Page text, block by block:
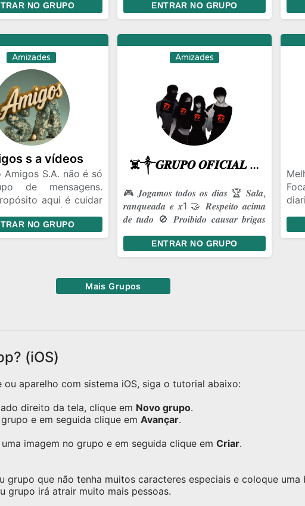
😂 Zoeira pesada
Amizades novas 🤡.
liberado +18. 🎈
𝗘𝗡𝗧𝗥𝗔𝗥 𝗦𝗘𝗠
𝗡𝗜𝗡𝗚𝗨É𝗠. Todo
assim. Talvez
um amigo...
contatinho... Talvez
vire parte da sua
📣 𝗘𝗡𝗧𝗥𝗔... ✔
conversa. ✔ Memes. ✔
NO GRUPO
Gincanas Bate Papo Conhecer
pessoas de todo Brasil
Relacionamento Namoro a
distância
ENTRAR NO GRUPO
Amizades
s a vídeos
Amigos S.A. não é só
de mensagens.
aqui é cuidar
a gente pode ser
é, dar risada das
a gente continue
turma unida.
NO GRUPO
Amizades
☠️༒𝑮𝑹𝑼𝑷𝑶 𝑶𝑭𝑰𝑪𝑰𝑨𝑳 𝑭𝑭༒☠️
🎮 𝑱𝒐𝒈𝒂𝒎𝒐𝒔 𝒕𝒐𝒅𝒐𝒔 𝒐𝒔 𝒅𝒊𝒂𝒔 🏆 𝑺𝒂𝒍𝒂,
𝒓𝒂𝒏𝒒𝒖𝒆𝒂𝒅𝒂 𝒆 𝒙1 🤝 𝑹𝒆𝒔𝒑𝒆𝒊𝒕𝒐 𝒂𝒄𝒊𝒎𝒂
𝒅𝒆 𝒕𝒖𝒅𝒐 🚫 𝑷𝒓𝒐𝒊𝒃𝒊𝒅𝒐 𝒄𝒂𝒖𝒔𝒂𝒓 𝒃𝒓𝒊𝒈𝒂𝒔
ENTRAR NO GRUPO
Mais Grupos
(iOS)
aparelho com sistema iOS, siga o tutorial abaixo:
direito da tela, clique em Novo grupo.
e em seguida clique em Avançar.
imagem no grupo e em seguida clique em Criar.
grupo que não tenha muitos caracteres especiais e coloque uma
grupo irá atrair muito mais pessoas.